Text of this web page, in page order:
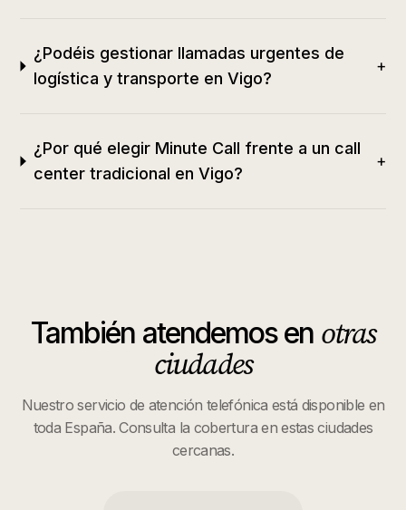
¿Podéis gestionar llamadas urgentes de
logística y transporte en Vigo?
+
¿Por qué elegir Minute Call frente a un call
center tradicional en Vigo?
+
También atendemos en otras
ciudades
Nuestro servicio de atención telefónica está disponible en
toda España. Consulta la cobertura en estas ciudades
cercanas.